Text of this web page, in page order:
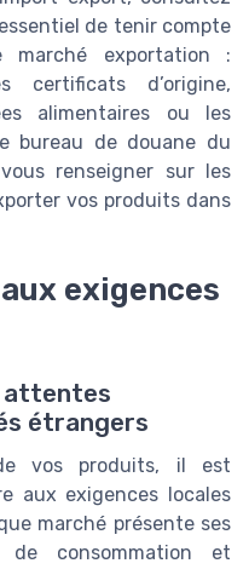
de tenir compte
marché exportation :
certificats d’origine,
alimentaires ou les
bureau de douane du
renseigner sur les
vos produits dans
exigences
attentes
étrangers
vos produits, il est
aux exigences locales
marché présente ses
de consommation et